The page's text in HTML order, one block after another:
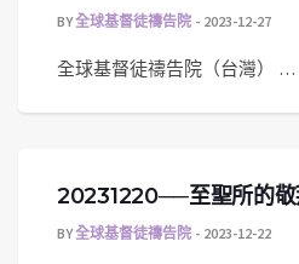
BY全球基督徒禱告院 2023-12-27
全球基督徒禱告院（台灣） …
20231220──至聖所的
BY全球基督徒禱告院 2023-12-22